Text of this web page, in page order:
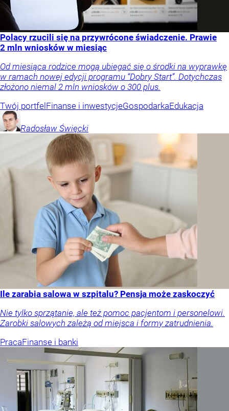
Polacy rzucili się na przywrócone świadczenie. Prawie
2 mln wniosków w miesiąc
Od miesiąca rodzice mogą ubiegać się o środki na wyprawkę
w ramach nowej edycji programu “Dobry Start”. Dotychczas
złożono niemal 2 mln wniosków o 300 plus.
Twój portfel Finanse i inwestycjeGospodarkaEdukacja
Radosław Święcki
Ile zarabia salowa w szpitalu? Pensja może zaskoczyć
Nie tylko sprzątanie, ale też pomoc pacjentom i personelowi.
Zarobki salowych zależą od miejsca i formy zatrudnienia.
PracaFinanse i banki